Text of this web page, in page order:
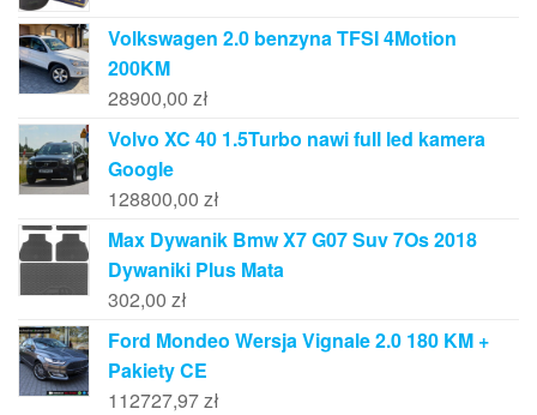
Volkswagen 2.0 benzyna TFSI 4Motion
200KM
28900,00 zł
Volvo XC 40 1.5Turbo nawi full led kamera
Google
128800,00 zł
Max Dywanik Bmw X7 G07 Suv 7Os 2018
Dywaniki Plus Mata
302,00 zł
Ford Mondeo Wersja Vignale 2.0 180 KM +
Pakiety CE
112727,97zł